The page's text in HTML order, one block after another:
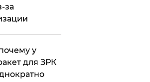
за
у
для ЗРК